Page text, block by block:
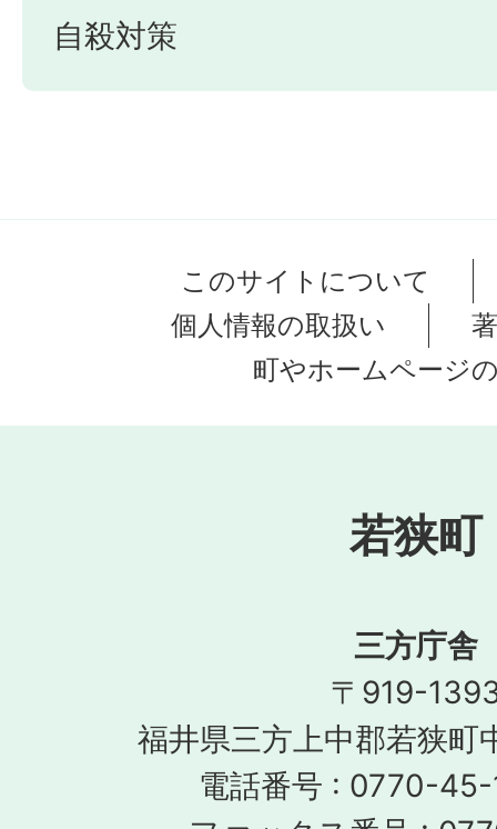
自殺対策
このサイトについて
個人情報の取扱い
町やホームページ
若狭町
三方庁舎
〒919-
福井県三方上中郡若狭町
電話番号 : 0770-45-